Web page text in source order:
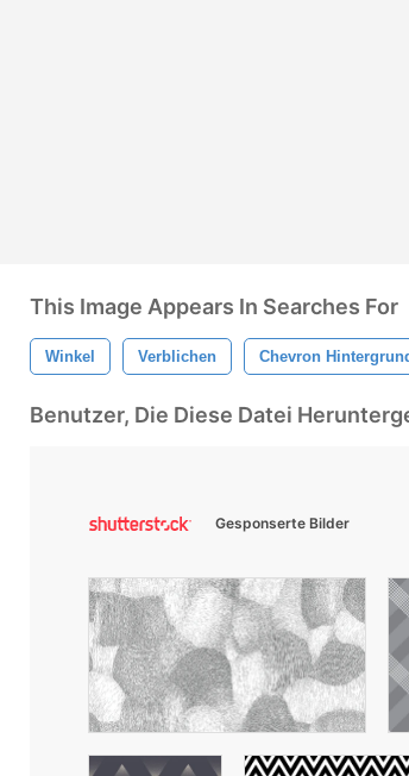
This Image Appears In Searches For
Winkel Verblichen Chevron
Benutzer, Die Diese Datei
Gesponserte Bilder